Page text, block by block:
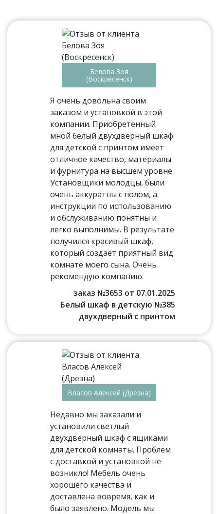
Белова Зоя
(Воскресенск)
Я очень довольна своим
заказом и установкой в этой
компании. Приобретенный
мной белый двухдверный шкаф
для детской с принтом имеет
отличное качество, материалы
и фурнитура на высшем уровне.
Установщики молодцы, были
очень аккуратны с полом, а
инструкции по использованию
и обслуживанию понятны и
легко выполнимы. В результате
получился красивый шкаф,
который создаёт приятный вид
комнате моего сына. Очень
рекомендую компанию.
заказ №3653 от 07.01.2025
Белый шкаф в детскую №385
двухдверный с принтом
Власов Алексей (Дрезна)
Недавно мы заказали и
установили светлый
двухдверный шкаф с ящиками
для детской комнаты. Проблем
с доставкой и установкой не
возникло! Мебель очень
хорошего качества и
доставлена вовремя, как и
было заявлено. Модель мы